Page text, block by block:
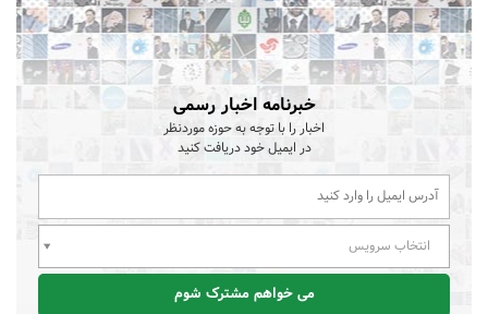
خبرنامه اخبار رسمی
اخبار را با توجه به حوزه موردنظر
در ایمیل خود دریافت کنید
انتخاب سرویس
می خواهم مشترک شوم